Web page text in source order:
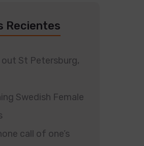
Recientes
St Petersburg,
Swedish Female
call of one’s